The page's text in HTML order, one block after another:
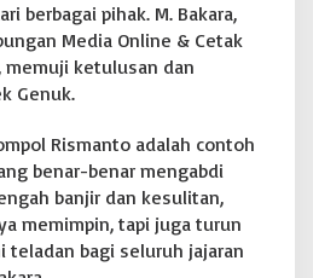
berbagai pihak. M. Bakara,
Media Online & Cetak
memuji ketulusan dan
Genuk.
Rismanto adalah contoh
benar-benar mengabdi
banjir dan kesulitan,
memimpin, tapi juga turun
teladan bagi seluruh jajaran